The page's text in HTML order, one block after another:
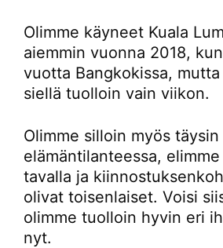
Olimme käyneet Kuala
aiemmin vuonna 2018,
vuotta Bangkokissa,
siellä tuolloin vain viikon.
Olimme silloin myös täysin
elämäntilanteessa,
tavalla ja
olivat toisenlaiset. Voisi
olimme tuolloin hyvin eri
nyt.